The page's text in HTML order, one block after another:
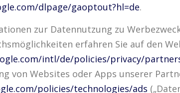
dlpage/gaoptout?hl=de.
zur Datennutzung zu
erfahren Sie auf den
intl/de/policies/privacy/
von Websites oder Apps unserer
policies/technologies/ads